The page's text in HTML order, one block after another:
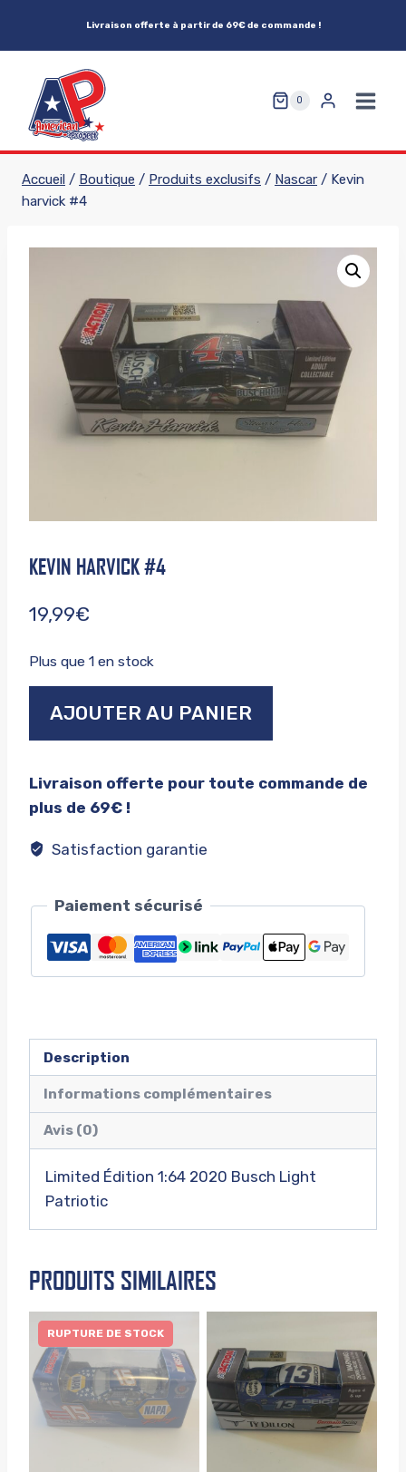
Livraison offerte à partir de 69€ de commande !
0
Accueil / Boutique / Produits exclusifs / Nascar / Kevin
harvick #4
KEVIN HARVICK #4
19,99€
Plus que 1 en stock
Kevin
AJOUTER AU PANIER
Livraison offerte pour toute commande de
plus de 69€ !
Satisfaction garantie
Paiement sécurisé
Description
Informations complémentaires
Avis (0)
Limited Édition 1:64 2020 Busch Light
Patriotic
PRODUITS SIMILAIRES
RUPTURE DE STOCK